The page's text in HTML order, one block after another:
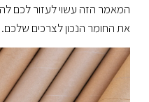
המאמר הזה עשוי לעזור לכם
את החומר הנכון לצרכים שלכם.